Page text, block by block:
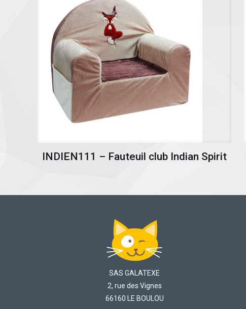
INDIEN111 – Fauteuil club Indian Spirit
SAS GALATEXE
2, rue des Vignes
66160 LE BOULOU